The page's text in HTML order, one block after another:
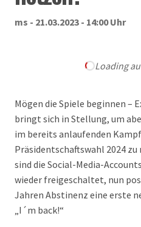
ms - 21.03.2023 - 14:00 Uhr
Loading
Mögen die Spiele beginnen –
bringt sich in Stellung, um
im bereits anlaufenden
Präsidentschaftswahl 2024 zu
sind die Social-Media-
wieder freigeschaltet, nun
Jahren Abstinenz eine erste
„I´m back!“